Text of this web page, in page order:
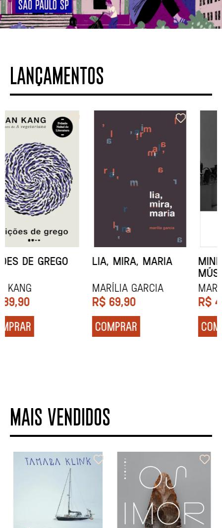
LANÇAMENTOS
MINHA MÃE E A
Marina Tvetáieva
R$ 49,90
COMPRAR
TODA CAIXA-PRETA
Jeovanna Vieira
R$ 89,90
COMPRAR
MAIS VENDIDOS